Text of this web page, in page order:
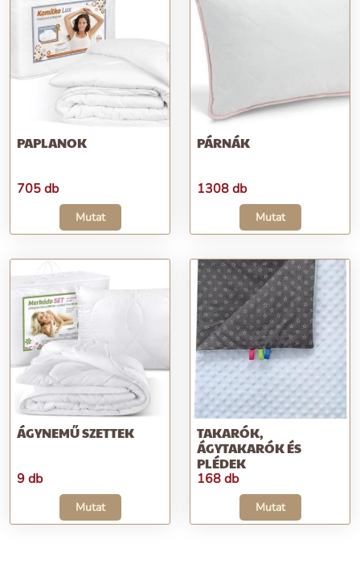
PAPLANOK
705 db
Mutat
PÁRNÁK
1308 db
Mutat
ÁGYNEMŰ SZETTEK
9 db
Mutat
TAKARÓK,
ÁGYTAKARÓK ÉS
PLÉDEK
168 db
Mutat